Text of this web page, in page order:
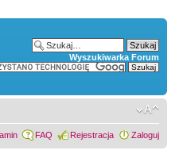
Wyszukiwarka Forum
FAQ Rejestracja Zaloguj